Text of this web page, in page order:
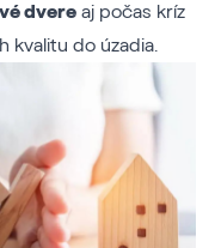
dvere aj počas kríz
kvalitu do úzadia.